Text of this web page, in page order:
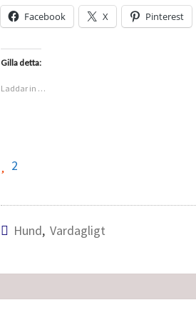
Facebook X Pinterest
Gilla detta:
Laddar in …
2
Hund, Vardagligt